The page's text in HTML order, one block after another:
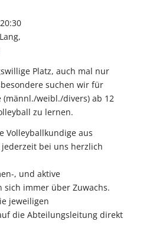
Platz, auch mal nur
suchen wir für
(männl./weibl./divers) ab 12
zu lernen.
Volleyballkundige aus
bei uns herzlich
, und aktive
immer über Zuwachs.
jeweiligen
die Abteilungsleitung direkt